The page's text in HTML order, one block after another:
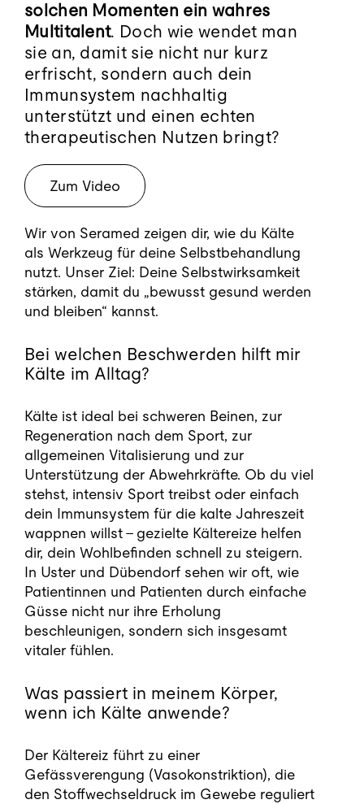
Termin buchen
solchen Momenten ein wahres
Multitalent. Doch wie wendet man
sie an, damit sie nicht nur kurz
erfrischt, sondern auch dein
Immunsystem nachhaltig
unterstützt und einen echten
therapeutischen Nutzen bringt?
Zum Video
Wir von Seramed zeigen dir, wie du Kälte
als Werkzeug für deine Selbstbehandlung
nutzt. Unser Ziel: Deine Selbstwirksamkeit
stärken, damit du „bewusst gesund werden
und bleiben“ kannst.
Bei welchen Beschwerden hilft mir
Kälte im Alltag?
Kälte ist ideal bei schweren Beinen, zur
Regeneration nach dem Sport, zur
allgemeinen Vitalisierung und zur
Unterstützung der Abwehrkräfte. Ob du viel
stehst, intensiv Sport treibst oder einfach
dein Immunsystem für die kalte Jahreszeit
wappnen willst – gezielte Kältereize helfen
dir, dein Wohlbefinden schnell zu steigern.
In Uster und Dübendorf sehen wir oft, wie
Patientinnen und Patienten durch einfache
Güsse nicht nur ihre Erholung
beschleunigen, sondern sich insgesamt
vitaler fühlen.
Was passiert in meinem Körper,
wenn ich Kälte anwende?
Der Kältereiz führt zu einer
Gefässverengung (Vasokonstriktion), die
den Stoffwechseldruck im Gewebe reguliert